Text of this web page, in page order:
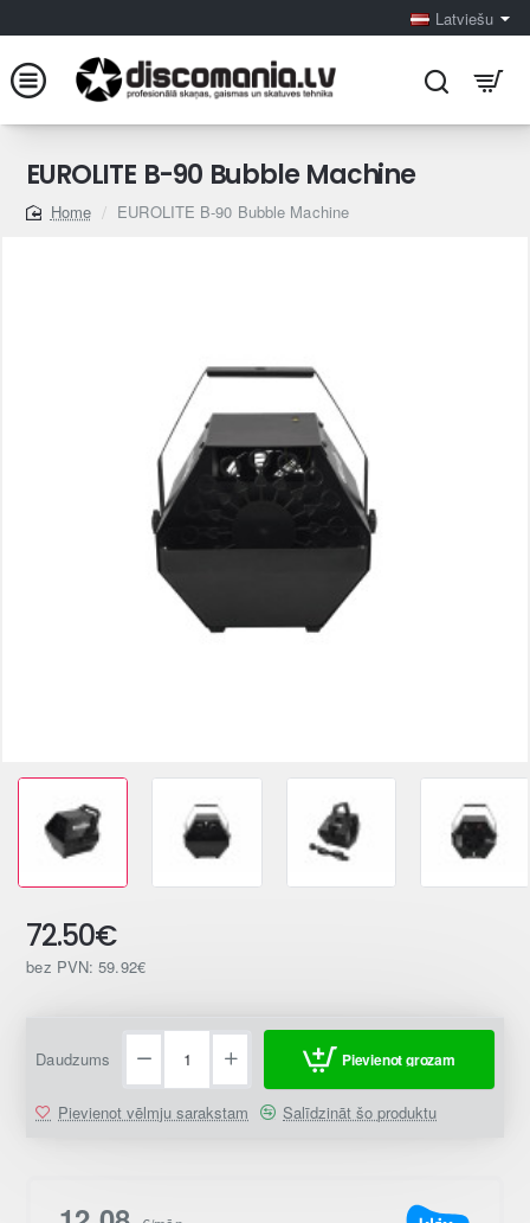
Latviešu
EUROLITE B-90 Bubble Machine
home
EUROLITE B-90 Bubble Machine
72.50€
bez PVN: 59.92€
Daudzums Pievienot grozam
Pievienot vēlmju sarakstam Salīdzināt šo produktu